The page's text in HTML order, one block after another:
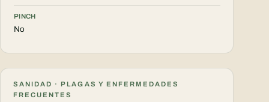
PINCH
No
SANIDAD · PLAGAS Y ENFERMEDADES
FRECUENTES